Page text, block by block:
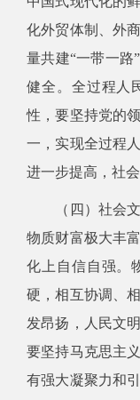
化外贸体制、外
量共建“一带一路
健全。全过程人
性，要坚持党的
一，实现全过程
进一步提高，社
（四）社会
物质财富极大丰
化上自信自强。
硬，相互协调、
发昂扬，人民文
要坚持马克思主
有强大凝聚力和